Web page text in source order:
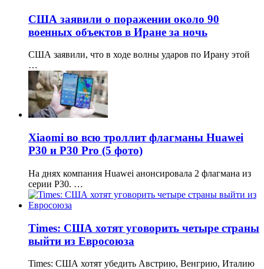
США заявили о поражении около 90
военных объектов в Иране за ночь
США заявили, что в ходе волны ударов по Ирану этой
…
Xiaomi во всю троллит флагманы Huawei
P30 и P30 Pro (5 фото)
На днях компания Huawei анонсировала 2 флагмана из
серии P30. …
Times: США хотят уговорить четыре страны
выйти из Евросоюза
Times: США хотят убедить Австрию, Венгрию, Италию